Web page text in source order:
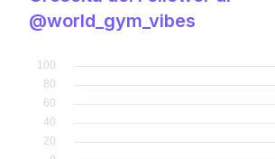
@world_gym_vibes